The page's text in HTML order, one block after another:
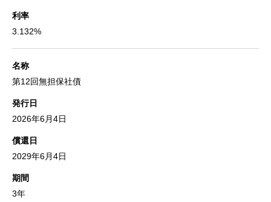
利率
3.132%
名称
第12回無担保社債
発行日
2026年6月4日
償還日
2029年6月4日
期間
3年